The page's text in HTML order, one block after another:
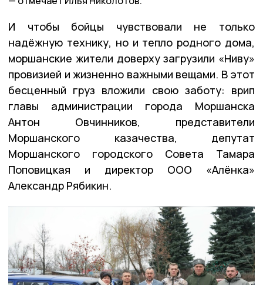
И чтобы бойцы чувствовали не только
надёжную технику, но и тепло родного дома,
моршанские жители доверху загрузили «Ниву»
провизией и жизненно важными вещами. В этот
бесценный груз вложили свою заботу: врип
главы администрации города Моршанска
Антон Овчинников, представители
Моршанского казачества, депутат
Моршанского городского Совета Тамара
Поповицкая и директор ООО «Алёнка»
Александр Рябикин.